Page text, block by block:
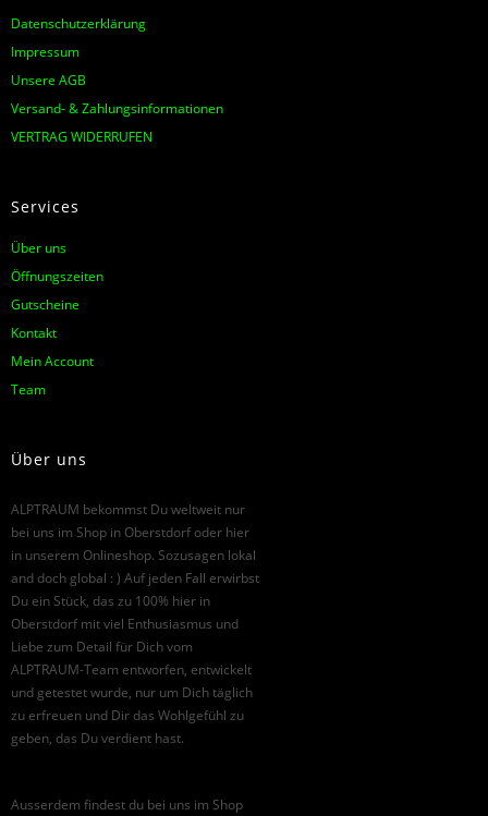
Datenschutzerklärung
Impressum
Unsere AGB
Versand- & Zahlungsinformationen
VERTRAG WIDERRUFEN
Services
Über uns
Öffnungszeiten
Gutscheine
Kontakt
Mein Account
Team
Über uns
ALPTRAUM bekommst Du weltweit nur
bei uns im Shop in Oberstdorf oder hier
in unserem Onlineshop. Sozusagen lokal
and doch global : ) Auf jeden Fall erwirbst
Du ein Stück, das zu 100% hier in
Oberstdorf mit viel Enthusiasmus und
Liebe zum Detail für Dich vom
ALPTRAUM-Team entworfen, entwickelt
und getestet wurde, nur um Dich täglich
zu erfreuen und Dir das Wohlgefühl zu
geben, das Du verdient hast.
Ausserdem findest du bei uns im Shop